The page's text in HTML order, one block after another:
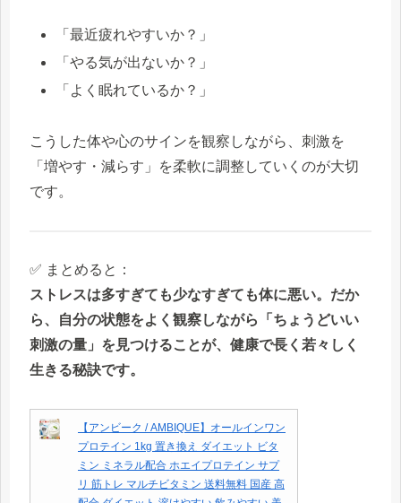
「最近疲れやすいか？」
「やる気が出ないか？」
「よく眠れているか？」
こうした体や心のサインを観察しながら、刺激を
「増やす・減らす」を柔軟に調整していくのが大切
です。
✅ まとめると：
ストレスは多すぎても少なすぎても体に悪い。だか
ら、自分の状態をよく観察しながら「ちょうどいい
刺激の量」を見つけることが、健康で長く若々しく
生きる秘訣です。
【アンビーク / AMBIQUE】オールインワン
プロテイン 1kg 置き換え ダイエット ビタ
ミン ミネラル配合 ホエイプロテイン サプ
リ 筋トレ マルチビタミン 送料無料 国産 高